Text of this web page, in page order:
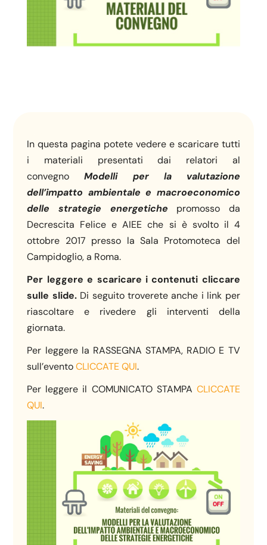
In questa pagina potete vedere e scaricare tutti
i materiali presentati dai relatori al
convegnoModelli per la valutazione
dell’impatto ambientale e macroeconomico
delle strategie energetiche promosso da
Decrescita Felice e AIEE che si è svolto il 4
ottobre 2017 presso la Sala Protomoteca del
Campidoglio, a Roma.
Per leggere e scaricare i contenuti cliccare
sulle slide. Di seguito troverete anche i link per
riascoltare e rivedere gli interventi della
giornata.
Per leggere la RASSEGNA STAMPA, RADIO E TV
sull’eventoCLICCATE QUI.
Per leggere il COMUNICATO STAMPA CLICCATE
QUI.